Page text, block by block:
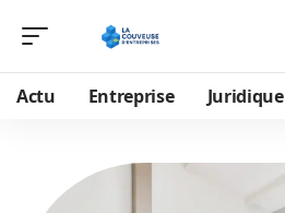
Actu Entreprise Juridique